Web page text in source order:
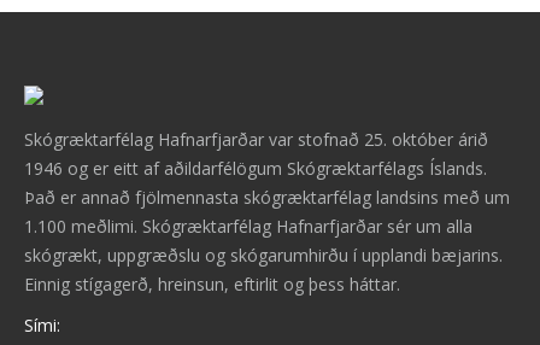
Skógræktarfélag Hafnarfjarðar var stofnað 25. október árið
1946 og er eitt af aðildarfélögum Skógræktarfélags Íslands.
Það er annað fjölmennasta skógræktarfélag landsins með um
1.100 meðlimi. Skógræktarfélag Hafnarfjarðar sér um alla
skógrækt, uppgræðslu og skógarumhirðu í upplandi bæjarins.
Einnig stígagerð, hreinsun, eftirlit og þess háttar.
Sími: